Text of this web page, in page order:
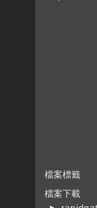
檔案標籤
檔案下載